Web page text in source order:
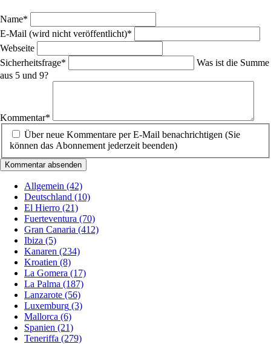
Pflichtfeld
Name*
Pflichtfeld
E-Mail (wird nicht veröffentlicht)*
Webseite
Pflichtfeld
Sicherheitsfrage*
Was ist die Summe
aus 5 und 9?
Kommentar*
Über neue Kommentare per E-Mail benachrichtigen (Sie
können das Abonnement jederzeit beenden)
Kommentar absenden
Allgemein (42)
Deutschland (10)
El Hierro (21)
Fuerteventura (70)
Gran Canaria (412)
Ibiza (5)
Kanaren (234)
Kroatien (8)
La Gomera (17)
La Palma (187)
Lanzarote (56)
Luxemburg (3)
Mallorca (6)
Spanien (21)
Teneriffa (279)